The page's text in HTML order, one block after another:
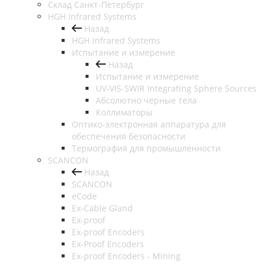
Cклад Санкт-Петербург
HGH Infrared Systems
Назад
HGH Infrared Systems
Испытание и измерение
Назад
Испытание и измерение
UV-VIS-SWIR Integrating Sphere Sources
Абсолютно чёрные тела
Коллиматоры
Оптико-электронная аппаратура для
обеспечения безопасности
Термография для промышленности
SCANCON
Назад
SCANCON
eCode
Ex-Cable Gland
Ex-proof
Ex-proof Encoders
Ex-Proof Encoders
Ex-proof Encoders - Mining